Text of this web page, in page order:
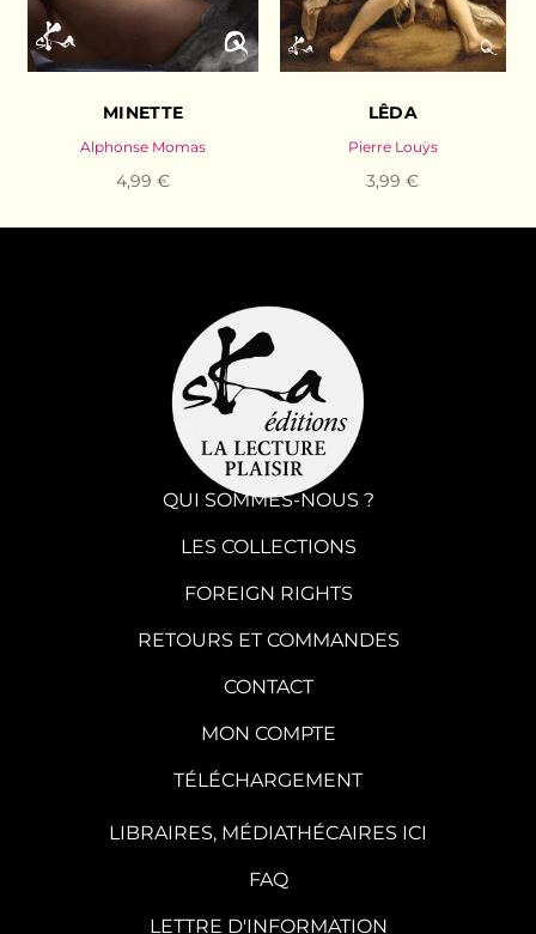
MINETTE
Alphonse Momas
4,99 €
LÊDA
Pierre Louÿs
3,99 €
QUI SOMMES-NOUS ?
LES COLLECTIONS
FOREIGN RIGHTS
RETOURS ET COMMANDES
CONTACT
MON COMPTE
TÉLÉCHARGEMENT
LIBRAIRES, MÉDIATHÉCAIRES ICI
FAQ
LETTRE D'INFORMATION